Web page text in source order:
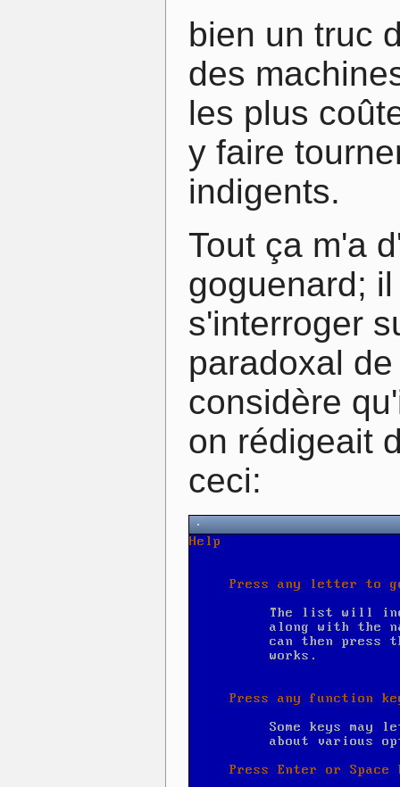
bien un truc
des
les plus
y faire
indigents.
Tout ça m'a
goguenard;
s'interroger
paradoxal
considère
on rédigeait
ceci: